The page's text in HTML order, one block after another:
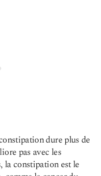
dure plus de
pas avec les
la constipation est le